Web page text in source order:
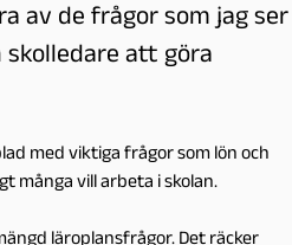
av de frågor som jag ser
att göra
med viktiga frågor som lön och
många vill arbeta i skolan.
läroplansfrågor. Det räcker